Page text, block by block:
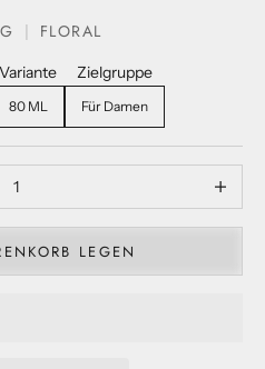
FLORAL
Variante
80 ML
Zielgruppe
Für Damen
Menge
LEGEN